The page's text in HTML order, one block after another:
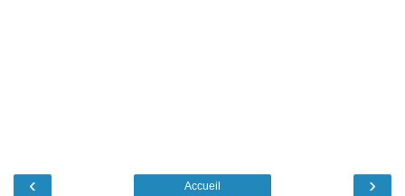
‹ ›
Accueil